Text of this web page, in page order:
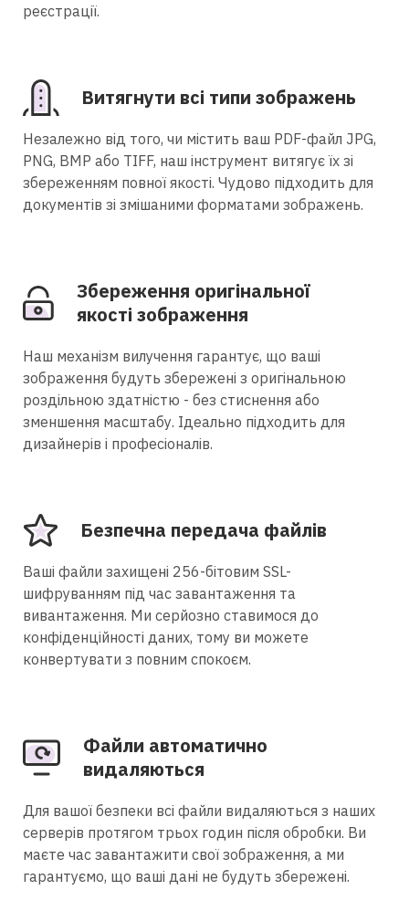
реєстрації.
Витягнути всі типи зображень
Незалежно від того, чи містить ваш PDF-файл JPG,
PNG, BMP або TIFF, наш інструмент витягує їх зі
збереженням повної якості. Чудово підходить для
документів зі змішаними форматами зображень.
Збереження оригінальної
якості зображення
Наш механізм вилучення гарантує, що ваші
зображення будуть збережені з оригінальною
роздільною здатністю - без стиснення або
зменшення масштабу. Ідеально підходить для
дизайнерів і професіоналів.
Безпечна передача файлів
Ваші файли захищені 256-бітовим SSL-
шифруванням під час завантаження та
вивантаження. Ми серйозно ставимося до
конфіденційності даних, тому ви можете
конвертувати з повним спокоєм.
Файли автоматично
видаляються
Для вашої безпеки всі файли видаляються з наших
серверів протягом трьох годин після обробки. Ви
маєте час завантажити свої зображення, а ми
гарантуємо, що ваші дані не будуть збережені.